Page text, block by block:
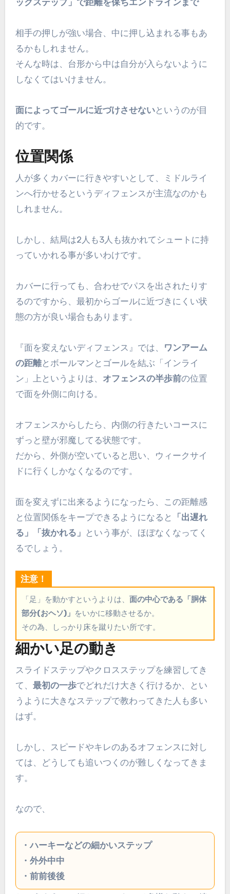
相手の押しが強い場合、中に押し込まれる事もあ
るかもしれません。
そんな時は、台形から中は自分が入らないように
しなくてはいけません。
面によってゴールに近づけさせないというのが目
的です。
位置関係
人が多くカバーに行きやすいとして、ミドルライ
ンへ行かせるというディフェンスが主流なのかも
しれません。
しかし、結局は2人も3人も抜かれてシュートに持
っていかれる事が多いわけです。
カバーに行っても、合わせでパスを出されたりす
るのですから、最初からゴールに近づきにくい状
態の方が良い場合もあります。
『面を変えないディフェンス』では、
ワンアーム
の距離とボールマンとゴールを結ぶ「インライ
ン」上というよりは、 オフェンスの半歩前の位置
で面を外側に向ける。
オフェンスからしたら、内側の行きたいコースに
ずっと壁が邪魔してる状態です。
だから、外側が空いていると思い、ウィークサイ
ドに行くしかなくなるのです。
面を変えずに出来るようになったら、この距離感
と位置関係をキープできるようになると
「出遅れ
る」「抜かれる」 という事が、ほぼなくなってく
るでしょう。
注意！
「足」を動かすというよりは、 面の中心である「胴体
部分(おヘソ)」 をいかに移動させるか。
その為、しっかり床を蹴りたい所です。
細かい足の動き
スライドステップやクロスステップを練習してき
て、 最初の一歩でどれだけ大きく行けるか、とい
うように大きなステップで教わってきた人も多い
はず。
しかし、スピードやキレのあるオフェンスに対し
ては、どうしても追いつくのが難しくなってきま
す。
なので、
・ハーキーなどの細かいステップ
・外外中中
・前前後後